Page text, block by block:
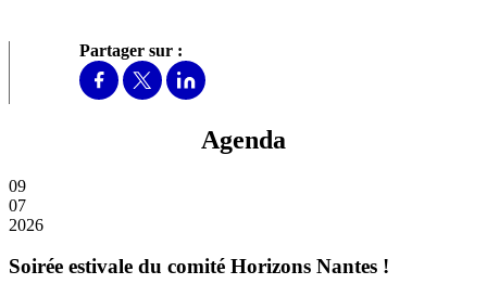
Partager sur :
Agenda
09
07
2026
Soirée estivale du comité Horizons Nantes !